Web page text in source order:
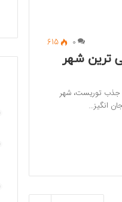
0
615
ترین شهر
جذب توریست، شهر
انگیز…